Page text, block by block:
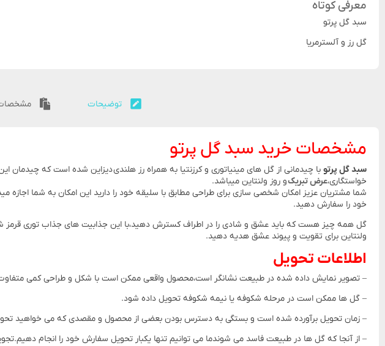
معرفی کوتاه
سبد گل پرتو
گل رز و آلسترمریا
توضیحات
مشخصات خرید سبد گل پرتو
سبد گل پرتو با چیدمانی از گل های مینیاتوری و کرزنتیا به همراه رز هلندی دیزاین شده است که چیدمان
خواستگاری،عرض تبریکو روز ولنتاین میباشد.
شما مشتریان عزیز امکان شخصی سازی برای طراحی مطابق با سلیقه خود را دارید این امکان به شما
خود را سفارش دهید.
گل همه چیز هست که باید عشق و شادی را در اطراف کسترش دهید،با این جذابیت های جذاب توری قرمز شما
ولنتاین برای تقویت و پیوند عشق هدیه دهید.
اطلاعات تحویل
– تصویر نمایش داده شده در طبیعت نشانگر است،محصول واقعی ممکن است با شکل و طراحی کمی
– گل ها ممکن است در مرحله شکوفه یا نیمه شکوفه تحویل داده شود.
– زمان تحویل برآورده شده است و بستگی به دسترس بودن بعضی از محصول و مقصدی که می خواهید
– از آنجا که گل ها در طبیعت فاسد می شوندما می توانیم تنها یکبار تحویل سفارش خود را انجام